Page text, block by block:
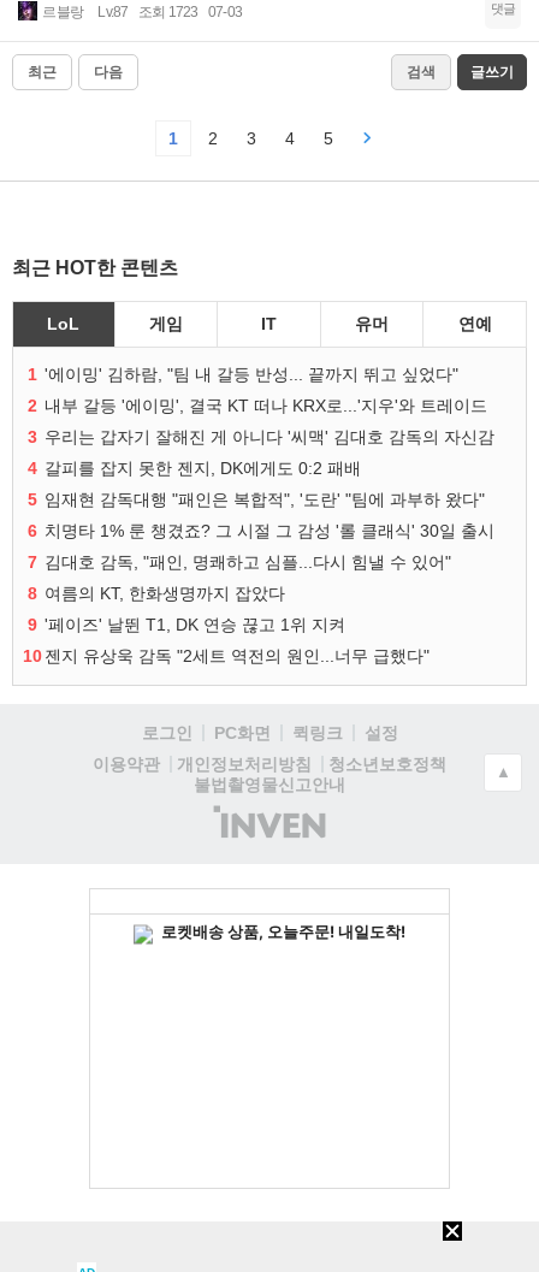
르블랑 Lv.87 조회 1723 07-03 댓글
최근 다음 검색 글쓰기
1 2 3 4 5
최근 HOT한 콘텐츠
LoL 게임 IT 유머 연예
1 '에이밍' 김하람, "팀 내 갈등 반성... 끝까지 뛰고 싶었다"
2 내부 갈등 '에이밍', 결국 KT 떠나 KRX로...'지우'와 트레이드
3 우리는 갑자기 잘해진 게 아니다 '씨맥' 김대호 감독의 자신감
4 갈피를 잡지 못한 젠지, DK에게도 0:2 패배
5 임재현 감독대행 "패인은 복합적", '도란' "팀에 과부하 왔다"
6 치명타 1% 룬 챙겼죠? 그 시절 그 감성 '롤 클래식' 30일 출시
7 김대호 감독, "패인, 명쾌하고 심플...다시 힘낼 수 있어"
8 여름의 KT, 한화생명까지 잡았다
9 '페이즈' 날뛴 T1, DK 연승 끊고 1위 지켜
10젠지 유상욱 감독 "2세트 역전의 원인...너무 급했다"
로그인 PC화면 퀵링크
설정
이용약관
개인정보처리방침
청소년보호정책
불법촬영물신고안내
(주)
인
▲